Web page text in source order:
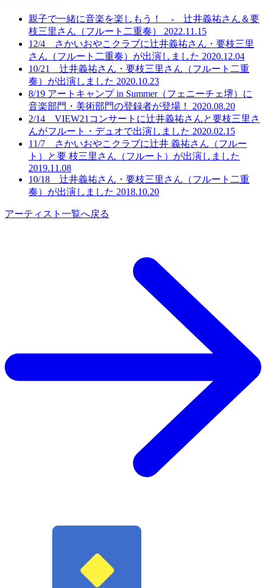
親子で一緒に音楽を楽しもう！ ‐ 辻井義祐さん＆要
枝三里さん（フルート二重奏）
2022.11.15
12/4 さかいおやこクラブに辻井義祐さん・要枝三里
さん（フルート二重奏）が出演しました 2020.12.04
10/21 辻井義祐さん・要枝三里さん（フルート二重
奏）が出演しました 2020.10.23
8/19 アートキャンプ in Summer（フェニーチェ堺）に
音楽部門・美術部門の登録者が登場！
2020.08.20
2/14 VIEW21コンサートに辻井義祐さんと要枝三里さ
んがフルート・デュオで出演しました 2020.02.15
11/7 さかいおやこクラブに辻井 義祐さん（フルー
ト）と要 枝三里さん（フルート）が出演しました
2019.11.08
10/18 辻井義祐さん・要枝三里さん（フルート二重
奏）が出演しました 2018.10.20
アーティスト一覧へ戻る